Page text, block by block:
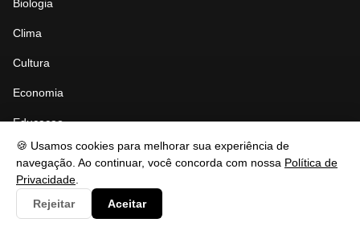
🍪 Usamos cookies para melhorar sua experiência de
navegação. Ao continuar, você concorda com nossa Política de
Privacidade
Rejeitar
Aceitar
Biologia
Clima
Cultura
Economia
Educacao
ENEM
Espanhol
Esporte